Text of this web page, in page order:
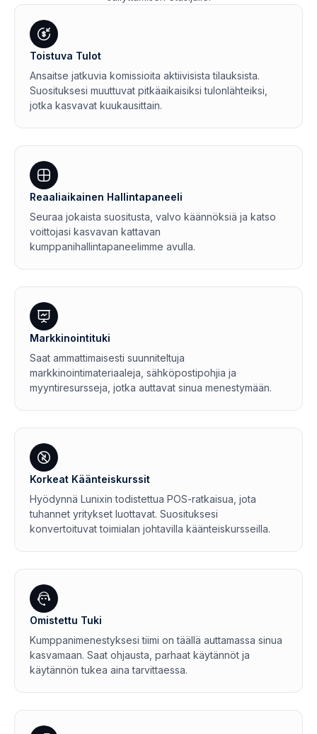
Toistuva Tulot
Ansaitse jatkuvia komissioita aktiivisista tilauksista.
Suosituksesi muuttuvat pitkäaikaisiksi tulonlähteiksi,
jotka kasvavat kuukausittain.
Reaaliaikainen Hallintapaneeli
Seuraa jokaista suositusta, valvo käännöksiä ja katso
voittojasi kasvavan kattavan
kumppanihallintapaneelimme avulla.
Markkinointituki
Saat ammattimaisesti suunniteltuja
markkinointimateriaaleja, sähköpostipohjia ja
myyntiresursseja, jotka auttavat sinua menestymään.
Korkeat Käänteiskurssit
Hyödynnä Lunixin todistettua POS-ratkaisua, jota
tuhannet yritykset luottavat. Suosituksesi
konvertoituvat toimialan johtavilla käänteiskursseilla.
Omistettu Tuki
Kumppanimenestyksesi tiimi on täällä auttamassa sinua
kasvamaan. Saat ohjausta, parhaat käytännöt ja
käytännön tukea aina tarvittaessa.